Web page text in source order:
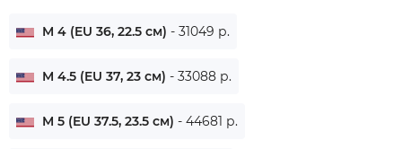
M 4 (EU 36, 22.5 см) - 31049 р.
M 4.5 (EU 37, 23 см) - 33088 р.
M 5 (EU 37.5, 23.5 см) - 44681 р.